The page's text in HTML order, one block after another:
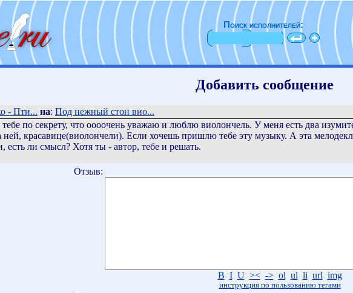
Поиск исполнителей:
Добавить сообщение
- Пти... на: Под нежный стон вио...
по секрету, что оооочень уважаю и люблю виолончель. У меня есть два
красавице(виолончели). Если хочешь пришлю тебе эту музыку. А эта
есть ли смысл? Хотя ты - автор, тебе и решать.
Отзыв:
B I U >< -> ol ul li url img
инструкция по пользованию тегами